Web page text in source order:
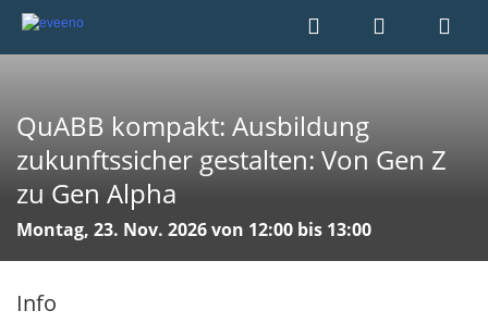
QuABB kompakt: Ausbildung
zukunftssicher gestalten: Von Gen Z
zu Gen Alpha
Montag, 23. Nov. 2026 von 12:00 bis 13:00
Info